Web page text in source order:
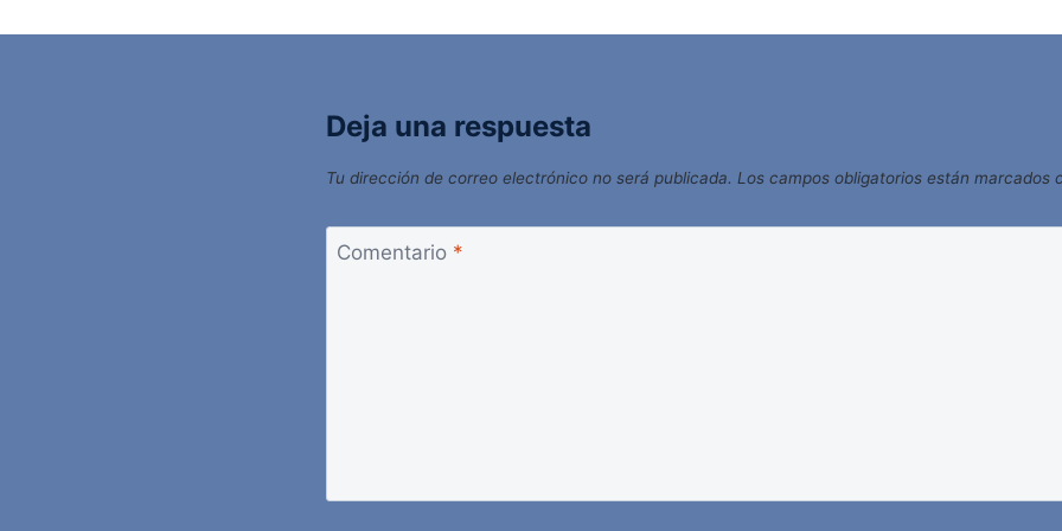
Deja una respuesta
Tu dirección de correo electrónico no será publicada. Los campos obligatorios están marcados
Comentario *